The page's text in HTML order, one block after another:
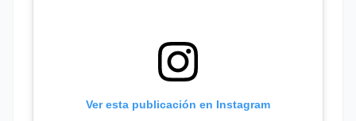
Ver esta publicación en Instagram